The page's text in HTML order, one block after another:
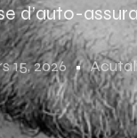
d’auto-
15, 2026